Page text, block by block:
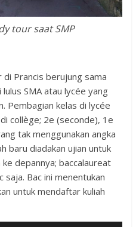
tour saat SMP
di Prancis berujung sama
SMA atau lycée yang
Pembagian kelas di lycée
collège; 2e (seconde), 1e
tak menggunakan angka
baru diadakan ujian untuk
depannya; baccalaureat
Bac ini menentukan
untuk mendaftar kuliah